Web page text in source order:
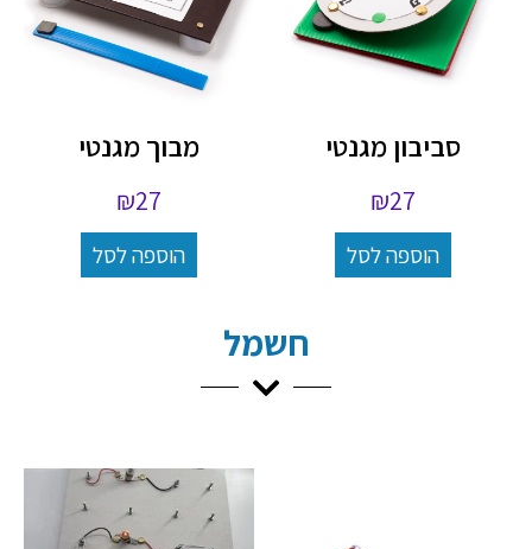
סביבון מגנטי
₪27
הוספה לסל
מבוך מגנטי
₪27
הוספה לסל
חשמל